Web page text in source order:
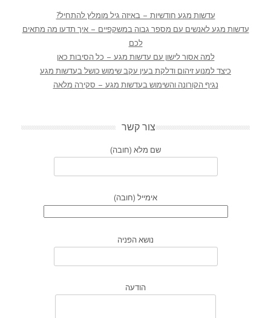
עדשות מגע חודשיות – באיזה גיל מומלץ להתחיל?
עדשות מגע לאנשים עם מספר גבוה במשקפיים – איך תדעו מה מתאים
לכם
למה אסור לישון עם עדשות מגע – כל הסיבות כאן
כיצד למנוע זיהום ודלקת בעין עקב שימוש כושל בעדשות מגע
נגיף הקורונה והשימוש בעדשות מגע – סקירה מלאה
צור קשר
שם מלא (חובה)
אימייל (חובה)
נושא הפניה
הודעה